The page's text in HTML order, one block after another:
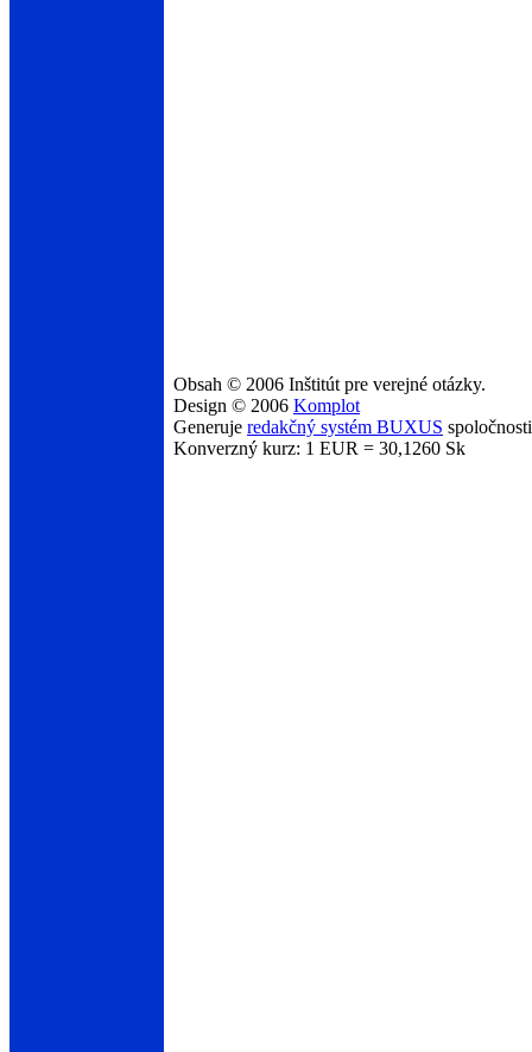
Obsah © 2006 Inštitút pre verejné otázky.
Design © 2006 Komplot
Generuje redakčný systém BUXUS
Konverzný kurz: 1 EUR = 30,1260 Sk